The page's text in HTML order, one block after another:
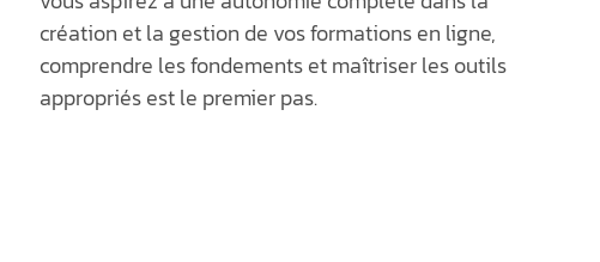
création et la gestion de vos formations en ligne,
comprendre les fondements et maîtriser les outils
appropriés est le premier pas.